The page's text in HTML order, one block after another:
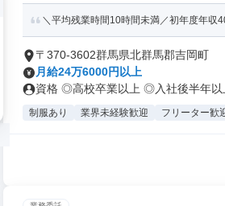
＼平均残業時間10時間未満／初年度年
〒370-3602群馬県北群馬郡吉岡町
月給24万6000円以上
資格 ◎高校卒業以上 ◎入社後半年以
制服あり 業界未経験歓迎 フリーター歓